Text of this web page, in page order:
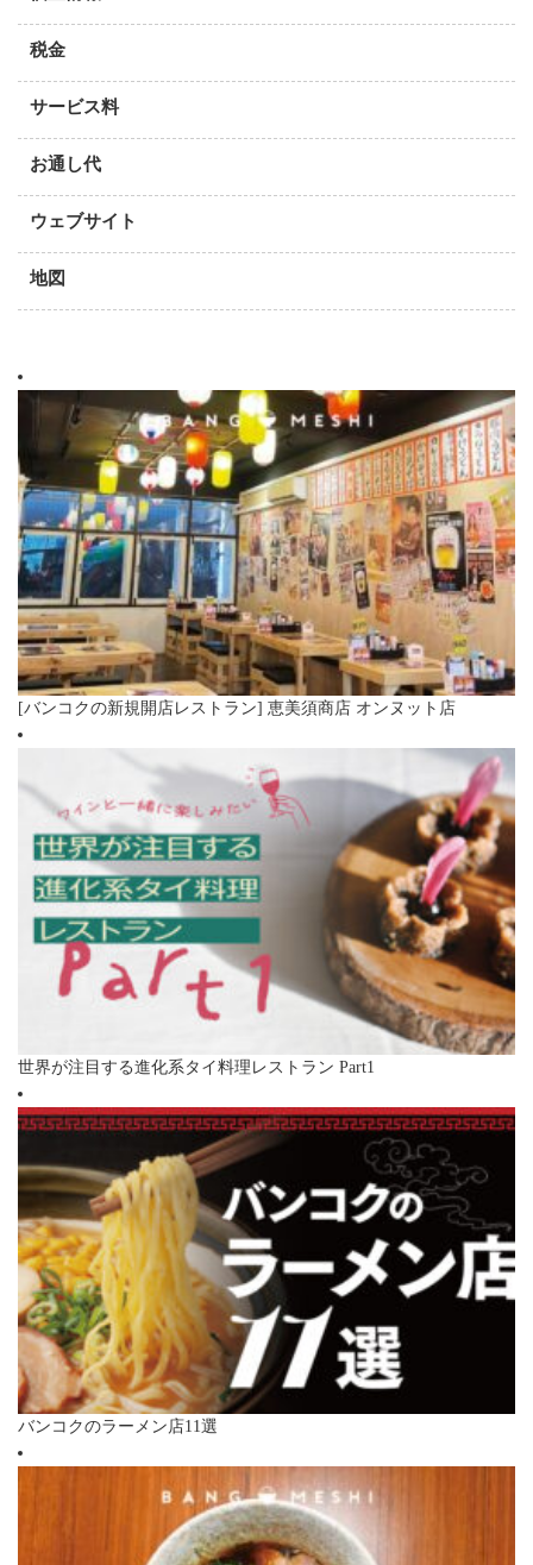
税金
サービス料
お通し代
ウェブサイト
地図
[バンコクの新規開店レストラン] 恵美須商店 オンヌット店
世界が注目する進化系タイ料理レストラン Part1
バンコクのラーメン店11選